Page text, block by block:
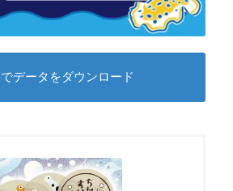
データをダウンロード